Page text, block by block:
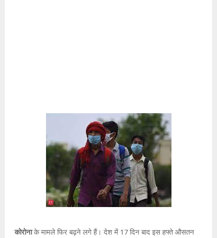
कोरोनाके मामले फिर बढ़ने लगे हैं। देश में 17 दिन बाद इस हफ्ते औसतन